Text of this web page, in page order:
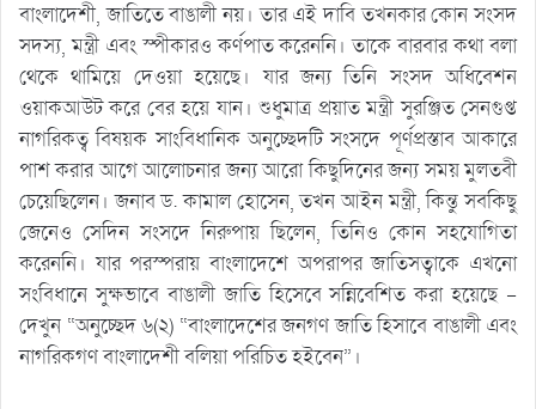
বাংলাদেশী, জাতিতে বাঙালী নয়। তার এই দাবি তখনকার কোন সংসদ
সদস্য, মন্ত্রী এবং স্পীকারও কর্ণপাত করেননি। তাকে বারবার কথা বলা
থেকে থামিয়ে দেওয়া হয়েছে। যার জন্য তিনি সংসদ অধিবেশন
ওয়াকআউট করে বের হয়ে যান। শুধুমাত্র প্রয়াত মন্ত্রী সুরঞ্জিত সেনগুপ্ত
নাগরিকত্ব বিষয়ক সাংবিধানিক অনুচ্ছেদটি সংসদে পূর্ণপ্রস্তাব আকারে
পাশ করার আগে আলোচনার জন্য আরো কিছুদিনের জন্য সময় মুলতবী
চেয়েছিলেন। জনাব ড. কামাল হোসেন, তখন আইন মন্ত্রী, কিন্তু সবকিছু
জেনেও সেদিন সংসদে নিরুপায় ছিলেন, তিনিও কোন সহযোগিতা
করেননি। যার পরস্পরায় বাংলাদেশে অপরাপর জাতিসত্বাকে এখনো
সংবিধানে সুক্ষভাবে বাঙালী জাতি হিসেবে সন্নিবেশিত করা হয়েছে –
দেখুন “অনুচ্ছেদ ৬(২) “বাংলাদেশের জনগণ জাতি হিসাবে বাঙালী এবং
নাগরিকগণ বাংলাদেশী বলিয়া পরিচিত হইবেন”।